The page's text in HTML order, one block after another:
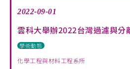
2022-09-01
雲科大舉辦2022台灣過濾與分
學術動態
化學工程與材料工程系所